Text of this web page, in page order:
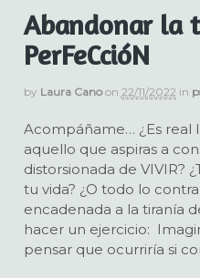
Abandonar la
PerFeCcióN
by Laura Cano on 22/11/2022 in
Acompáñame… ¿Es real
aquello que aspiras a
distorsionada de VIVIR?
tu vida? ¿O todo lo
encadenada a la tiranía
hacer un ejercicio:
pensar que ocurriría si